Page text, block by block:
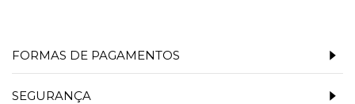
FORMAS DE PAGAMENTOS
SEGURANÇA